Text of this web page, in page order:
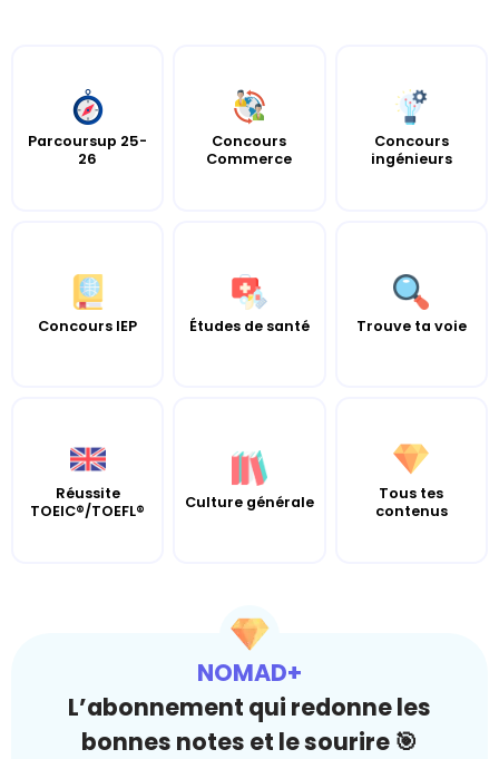
Parcoursup 25-
26
Concours
Commerce
Concours
ingénieurs
Concours IEP Études de santé Trouve ta voie
Réussite
TOEIC®/TOEFL®
Culture générale
Tous tes
contenus
NOMAD+
L’abonnement qui redonne les
bonnes notes et le sourire 🎯